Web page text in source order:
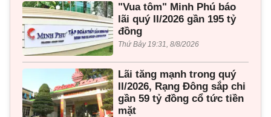
"Vua tôm" Minh Phú báo
lãi quý II/2026 gần 195 tỷ
đồng
Thứ Bảy 19:31, 8/8/2026
Lãi tăng mạnh trong quý
II/2026, Rạng Đông sắp chi
gần 59 tỷ đồng cổ tức tiền
mặt